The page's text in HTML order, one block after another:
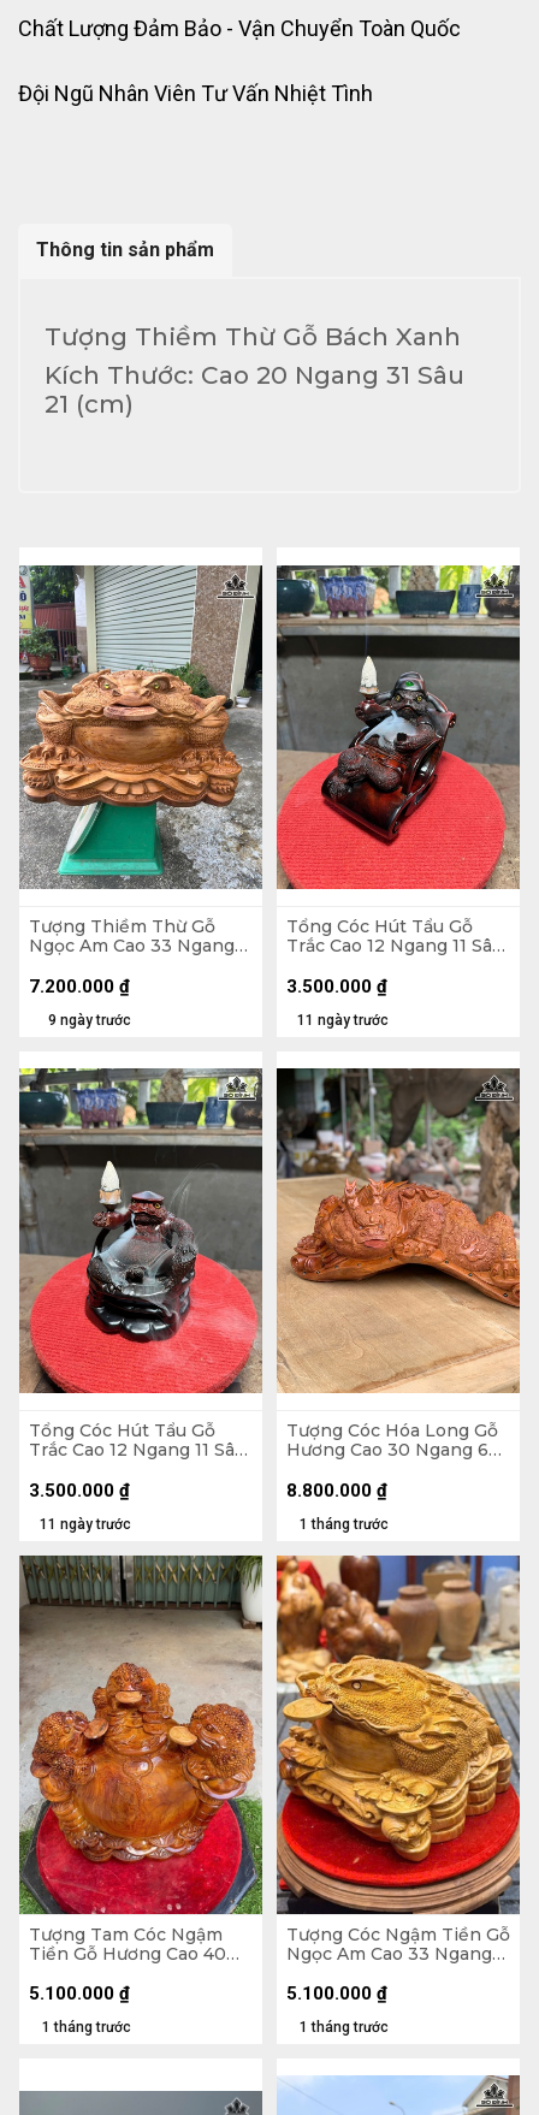
Chất Lượng Đảm Bảo - Vận Chuyển Toàn Quốc
Đội Ngũ Nhân Viên Tư Vấn Nhiệt Tình
Thông tin sản phẩm
Tượng Thiềm Thừ Gỗ Bách Xanh
Kích Thước: Cao 20 Ngang 31 Sâu
21 (cm)
Tượng Thiềm Thừ Gỗ
Ngọc Am Cao 33 Ngang
9 ngày trước
7.200.000 ₫
Tổng Cóc Hút Tẩu Gỗ
Trắc Cao 12 Ngang 11 Sâu
11 ngày trước
3.500.000 ₫
Tổng Cóc Hút Tẩu Gỗ
Trắc Cao 12 Ngang 11 Sâu
11 ngày trước
3.500.000 ₫
Tượng Cóc Hóa Long Gỗ
Hương Cao 30 Ngang 68
1 tháng trước
8.800.000 ₫
Tượng Tam Cóc Ngậm
Tiền Gỗ Hương Cao 40
1 tháng trước
5.100.000 ₫
Tượng Cóc Ngậm Tiền Gỗ
Ngọc Am Cao 33 Ngang
1 tháng trước
5.100.000 ₫